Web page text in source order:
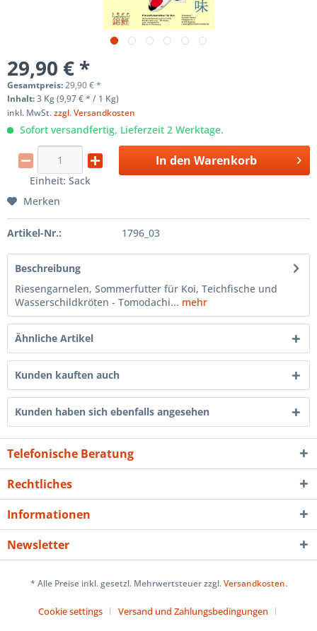
29,90 € *
Gesamtpreis:29,90€*
Inhalt:3 Kg (9,97 € * / 1 Kg)
inkl. MwSt.zzgl. Versandkosten
Sofort versandfertig, Lieferzeit 2 Werktage.
Einheit: Sack
In den Warenkorb
Merken
Artikel-Nr.: 1796_03
Beschreibung
Riesengarnelen, Sommerfutter für Koi, Teichfische und
Wasserschildkröten - Tomodachi... mehr
Ähnliche Artikel
Kunden kauften auch
Kunden haben sich ebenfalls angesehen
Telefonische Beratung
Rechtliches
Informationen
Newsletter
* Alle Preise inkl. gesetzl. Mehrwertsteuer zzgl.Versandkosten.
Cookie settings
Versand und Zahlungsbedingungen